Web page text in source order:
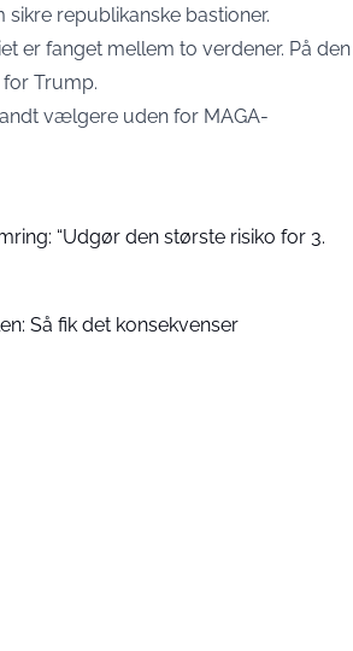
republikanske bastioner.
er fanget mellem to verdener. På den
Trump.
vælgere uden for MAGA-
“Udgør den største risiko for 3.
Så fik det konsekvenser